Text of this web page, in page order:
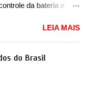
concorrer com uma
Visualmente, o A05
por outros
do SUV
design que está
da bateria e
de outubro de 2025
os proprietários do
sua versão única
retornar a uma
LEIA MAIS
do Brasil